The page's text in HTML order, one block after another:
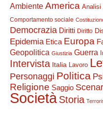
Ambiente America Analisi
Comportamento sociale
Democrazia Diritti Diritto
Epidemia Etica Europa
Geopolitica Giustizia Guerra
Intervista Italia Lavoro
Personaggi Politica
Religione Saggio
Società Storia